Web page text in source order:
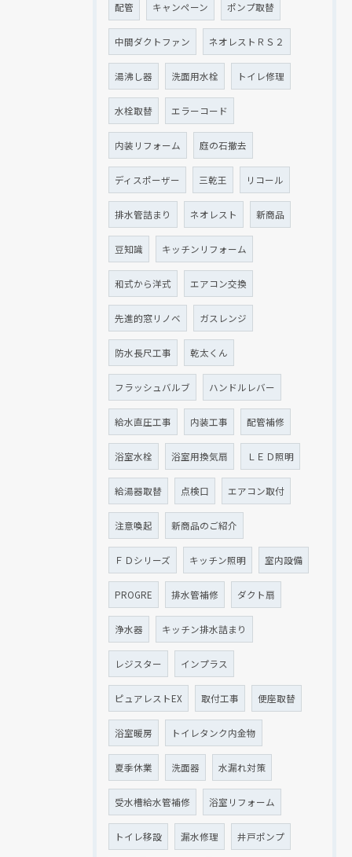
配管 キャンペーン ポンプ取替
中間ダクトファン ネオレストＲＳ２
湯沸し器 洗面用水栓 トイレ修理
水栓取替 エラーコード
内装リフォーム 庭の石撤去
ディスポーザー 三乾王 リコール
排水管詰まり ネオレスト 新商品
豆知識 キッチンリフォーム
和式から洋式 エアコン交換
先進的窓リノベ ガスレンジ
防水長尺工事 乾太くん
フラッシュバルブ ハンドルレバー
給水直圧工事 内装工事 配管補修
浴室水栓 浴室用換気扇 ＬＥＤ照明
給湯器取替 点検口 エアコン取付
注意喚起 新商品のご紹介
ＦＤシリーズ キッチン照明 室内設備
PROGRE 排水管補修 ダクト扇
浄水器 キッチン排水詰まり
レジスター インプラス
ピュアレストEX 取付工事 便座取替
浴室暖房 トイレタンク内金物
夏季休業 洗面器 水漏れ対策
受水槽給水管補修 浴室リフォーム
トイレ移設 漏水修理 井戸ポンプ